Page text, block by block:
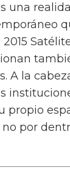
una
2015
A la
propio
por